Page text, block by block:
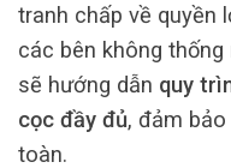
tranh chấp về quyền
các bên không
sẽ hướng dẫn quy
cọc đầy đủ, đảm
toàn.